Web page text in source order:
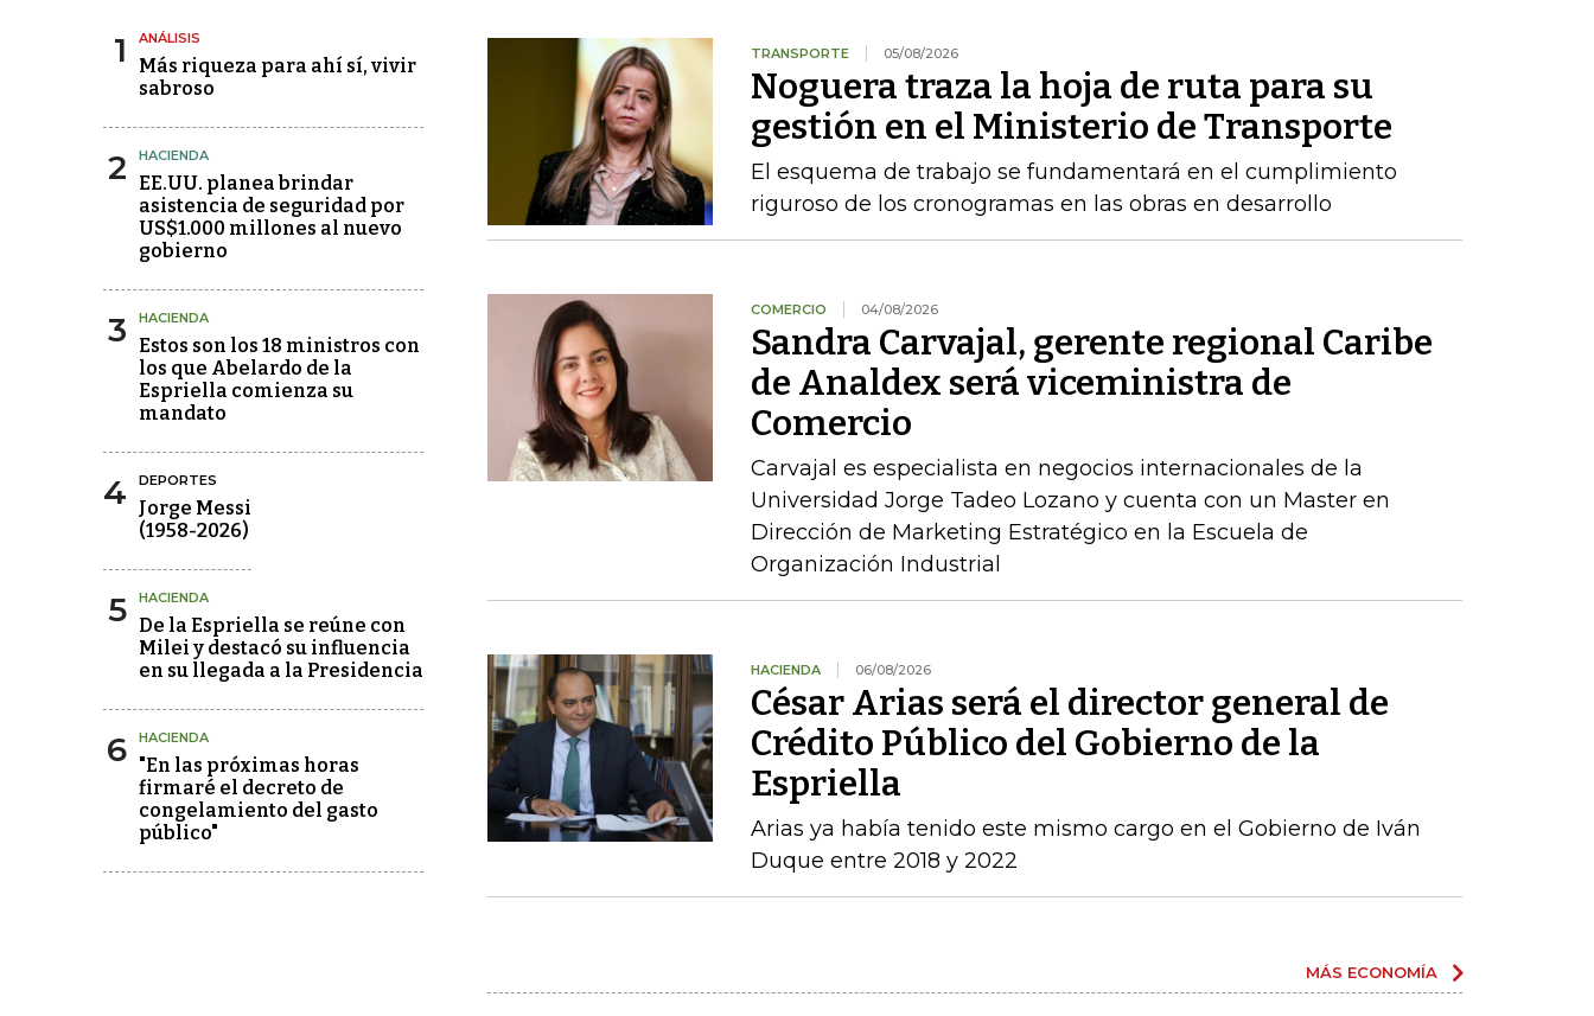
1 ANÁLISIS
Más riqueza para ahí sí, vivir
sabroso
2 HACIENDA
EE.UU. planea brindar
asistencia de seguridad por
US$1.000 millones al nuevo
gobierno
3 HACIENDA
Estos son los 18 ministros con
los que Abelardo de la
Espriella comienza su
mandato
4 DEPORTES
Jorge Messi
(1958-2026)
5 HACIENDA
De la Espriella se reúne con
Milei y destacó su influencia
en su llegada a la Presidencia
6 HACIENDA
"En las próximas horas
firmaré el decreto de
congelamiento del gasto
público"
TRANSPORTE 05/08/2026
Noguera traza la hoja de ruta para su
gestión en el Ministerio de Transporte
El esquema de trabajo se fundamentará en el cumplimiento
riguroso de los cronogramas en las obras en desarrollo
COMERCIO 04/08/2026
Sandra Carvajal, gerente regional Caribe
de Analdex será viceministra de
Comercio
Carvajal es especialista en negocios internacionales de la
Universidad Jorge Tadeo Lozano y cuenta con un Master en
Dirección de Marketing Estratégico en la Escuela de
Organización Industrial
HACIENDA 06/08/2026
César Arias será el director general de
Crédito Público del Gobierno de la
Espriella
Arias ya había tenido este mismo cargo en el Gobierno de Iván
Duque entre 2018 y 2022
MÁS ECONOMÍA